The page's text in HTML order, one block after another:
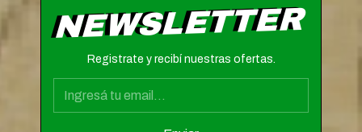
NEWSLETTER
Registrate y recibí nuestras ofertas.